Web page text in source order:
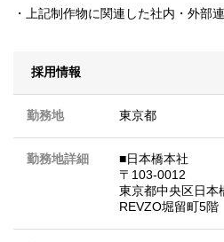
・上記制作物に関連した社内・外部
採用情報
勤務地 東京都
勤務地詳細
■日本橋本社
〒103-0012
東京都中央区日
REVZO堀留町5階